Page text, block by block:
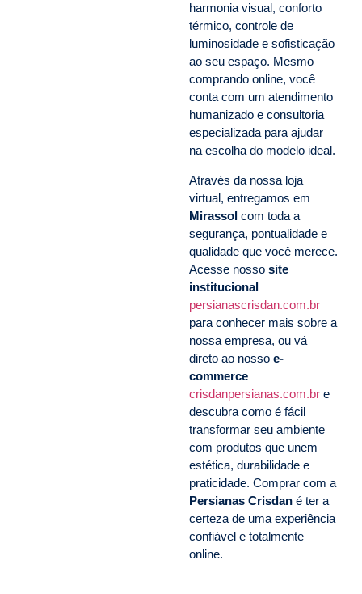
harmonia visual, conforto
térmico, controle de
luminosidade e sofisticação
ao seu espaço. Mesmo
comprando online, você
conta com um atendimento
humanizado e consultoria
especializada para ajudar
na escolha do modelo ideal.
Através da nossa loja
virtual, entregamos em
Mirassol com toda a
segurança, pontualidade e
qualidade que você merece.
Acesse nosso site
institucional
persianascrisdan.com.br
para conhecer mais sobre a
nossa empresa, ou vá
direto ao nosso e-
commerce
crisdanpersianas.com.br e
descubra como é fácil
transformar seu ambiente
com produtos que unem
estética, durabilidade e
praticidade. Comprar com a
Persianas Crisdan é ter a
certeza de uma experiência
confiável e totalmente
online.